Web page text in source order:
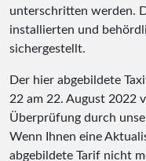
unterschritten werden.
installierten und
sichergestellt.
Der hier abgebildete
22 am 22. August 2022
Überprüfung durch
Wenn Ihnen eine
abgebildete Tarif nicht